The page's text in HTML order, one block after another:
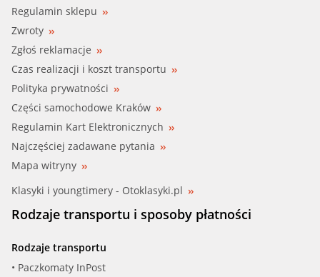
Regulamin sklepu
Zwroty
Zgłoś reklamacje
Czas realizacji i koszt transportu
Polityka prywatności
Części samochodowe Kraków
Regulamin Kart Elektronicznych
Najczęściej zadawane pytania
Mapa witryny
Klasyki i youngtimery - Otoklasyki.pl
Rodzaje transportu i sposoby płatności
Rodzaje transportu
• Paczkomaty InPost